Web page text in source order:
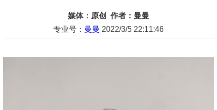
媒体：原创 作者：曼曼
专业号： 曼曼 2022/3/5 22:11:46